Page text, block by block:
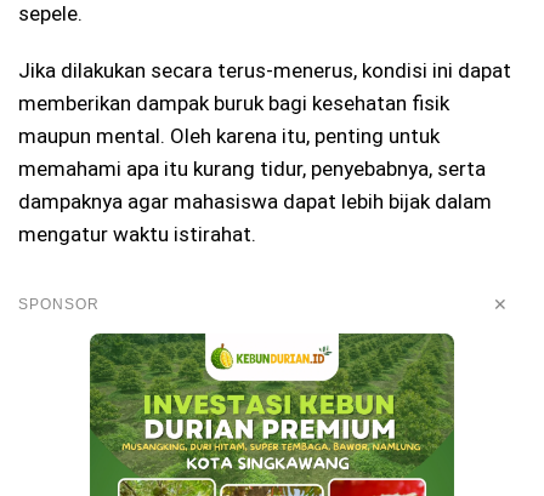
sepele.
Jika dilakukan secara terus-menerus, kondisi ini dapat
memberikan dampak buruk bagi kesehatan fisik
maupun mental. Oleh karena itu, penting untuk
memahami apa itu kurang tidur, penyebabnya, serta
dampaknya agar mahasiswa dapat lebih bijak dalam
mengatur waktu istirahat.
SPONSOR ✕